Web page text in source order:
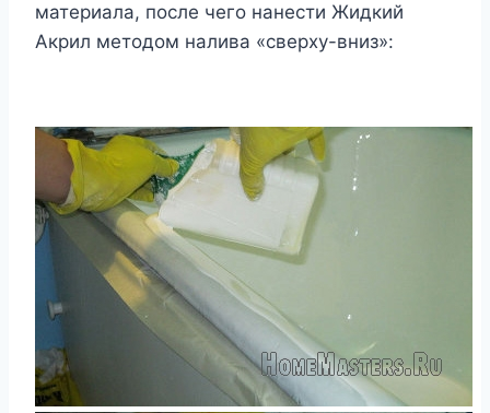
материала, после чего нанести Жидкий
Акрил методом налива «сверху-вниз»: